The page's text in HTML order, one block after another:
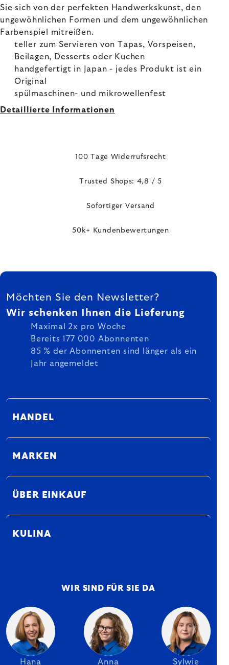
Sie sich von der perfekten Handwerkskunst, den
ungewöhnlichen Formen und dem ungewöhnlichen
Farbenspiel mitreißen.
teller zum Servieren von Tapas, Vorspeisen,
Beilagen, Desserts oder Kuchen
handgefertigt in Japan - jedes Produkt ist ein
Original
spülmaschinen- und mikrowellenfest
Detaillierte Informationen
100 Tage Widerrufsrecht
Trusted Shops: 4,8 / 5
Sofortiger Versand
50k+ Kundenbewertungen
FUSSZEILE
Möchten Sie den Newsletter?
Wir schenken Ihnen die Lieferung
Maximal 2x pro Woche
Bereits 177 000 Abonnenten
85 % der Abonnenten sind länger als ein
Jahr angemeldet
HANDEL
MARKEN
ÜBER EINKAUF
KULINA
WIR SIND FÜR SIE DA
Hana Anna Sylwie